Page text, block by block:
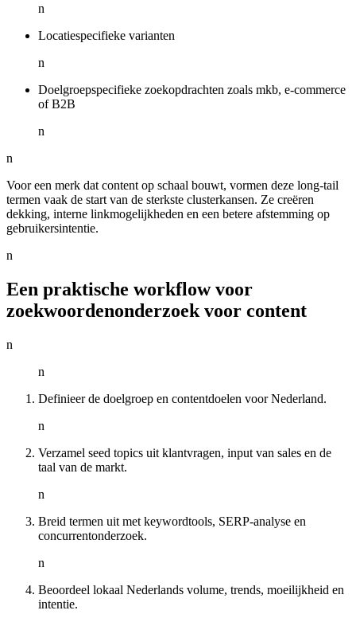
n
Locatiespecifieke varianten
n
Doelgroepspecifieke zoekopdrachten zoals mkb, e-commerce
of B2B
n
n
Voor een merk dat content op schaal bouwt, vormen deze long-tail
termen vaak de start van de sterkste clusterkansen. Ze creëren
dekking, interne linkmogelijkheden en een betere afstemming op
gebruikersintentie.
n
Een praktische workflow voor
zoekwoordenonderzoek voor content
n
n
Definieer de doelgroep en contentdoelen voor Nederland.
n
Verzamel seed topics uit klantvragen, input van sales en de
taal van de markt.
n
Breid termen uit met keywordtools, SERP-analyse en
concurrentonderzoek.
n
Beoordeel lokaal Nederlands volume, trends, moeilijkheid en
intentie.